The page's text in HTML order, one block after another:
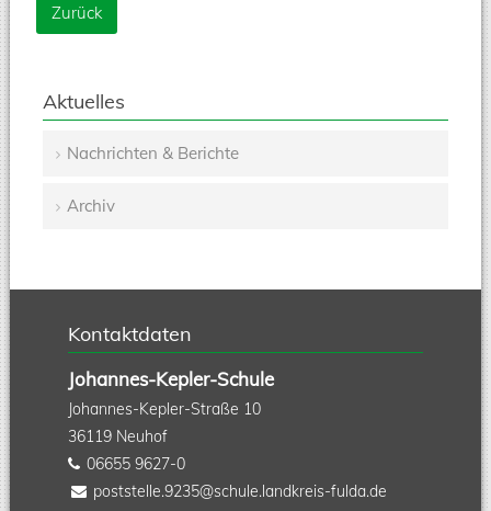
Zurück
Aktuelles
überspringen
Nachrichten & Berichte
Archiv
Kontaktdaten
Johannes-Kepler-Schule
Johannes-Kepler-Straße 10
36119 Neuhof
06655 9627-0
poststelle.9235@schule.landkreis-fulda.de